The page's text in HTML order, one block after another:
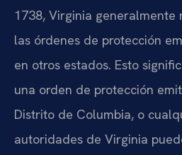
1738, Virginia generalmente
las órdenes de protección
en otros estados. Esto
una orden de protección
Distrito de Columbia, o
autoridades de Virginia